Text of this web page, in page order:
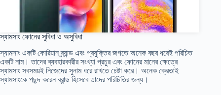
স্যামসাং ফোনের সুবিধা ও অসুবিধা
স্যামসাং একটি কোরিয়ান ব্র্যান্ড এবং প্রযুক্তির জগতে অনেক বছর ধরেই পরিচিত
একটি নাম। তাদের ব্যবহারকারীর সংখ্যা প্রচুর এবং ফোনের মানের ক্ষেত্রে
স্যামসাং সবসময়ই নিজেদের সুনাম ধরে রাখতে চেষ্টা করে। অনেক ক্রেতাই
স্যামসাংকে পছন্দ করেন ব্রান্ড হিসেবে তাদের পরিচিতির জন্য।